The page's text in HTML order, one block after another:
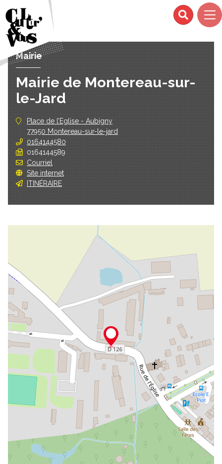
Mairie
Mairie de Montereau-sur-
le-Jard
Place de l’Eglise - Aubigny
77950 Montereau-sur-le-jard
0164144580
0164144589
Courriel
Site internet
ITINÉRAIRE